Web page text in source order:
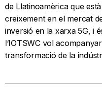
de Llatinoamèrica que
creixement en el mercat
inversió en la xarxa 5G, i
l’IOTSWC vol
transformació de la